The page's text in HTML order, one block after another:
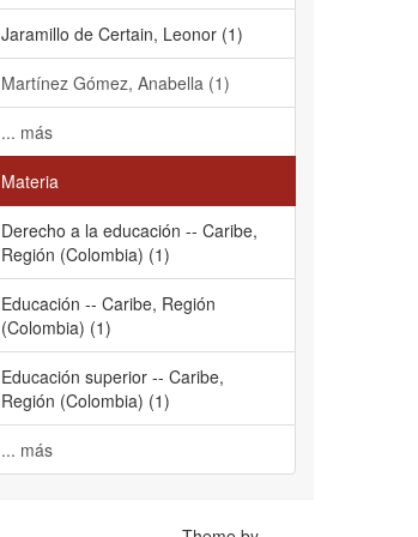
Jaramillo de Certain, Leonor (1)
Martínez Gómez, Anabella (1)
... más
Materia
Derecho a la educación -- Caribe,
Región (Colombia) (1)
Educación -- Caribe, Región
(Colombia) (1)
Educación superior -- Caribe,
Región (Colombia) (1)
... más